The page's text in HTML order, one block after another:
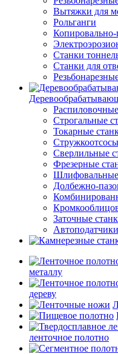
Вытяжки для
Рольганги
Станки
Станки для
Строгальные
Токарные
Стружкоотсосы
Сверлильные
Фрезерные
Шлифовальные
Долбежно-
Заточные
Автоподатчики
металлу
дереву
ленточное полотно